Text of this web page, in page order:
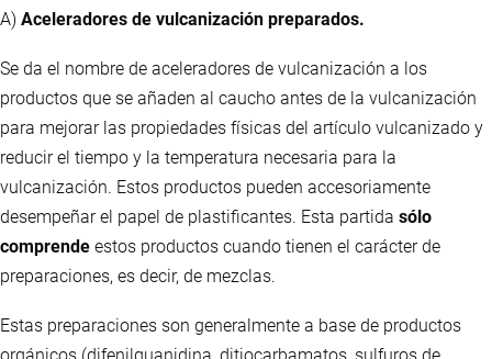
A) Aceleradores de vulcanización preparados.
Se da el nombre de aceleradores de vulcanización a los
productos que se añaden al caucho antes de la vulcanización
para mejorar las propiedades físicas del artículo vulcanizado y
reducir el tiempo y la temperatura necesaria para la
vulcanización. Estos productos pueden accesoriamente
desempeñar el papel de plastificantes. Esta partida sólo
comprende estos productos cuando tienen el carácter de
preparaciones, es decir, de mezclas.
Estas preparaciones son generalmente a base de productos